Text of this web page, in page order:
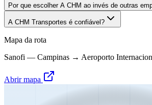
Por que escolher A CHM ao invés de outras
A CHM Transportes é confiável?
Mapa da rota
Sanofi — Campinas → Aeroporto
Abrir mapa